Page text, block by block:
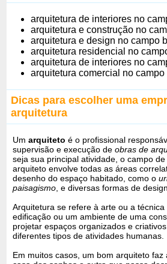
arquitetura de interiores no
arquitetura e construção no
arquitetura e design no campo
arquitetura residencial no
arquitetura de interiores no
arquitetura comercial no campo
Dicas para escolher uma
arquitetura
Umarquiteto é o profissional
supervisão e execução deobras de
seja sua principal atividade, o campo
arquiteto envolve todas as áreas
desenho do espaço habitado, como o
paisagismo , e diversas formas de design.
Arquitetura se refere à arte ou a
edificação ou um ambiente de uma
projetar espaços organizados e
diferentes tipos de atividades humanas.
Em muitos casos, um bom arquiteto